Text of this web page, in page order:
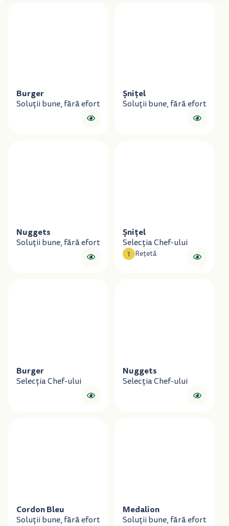
Burger
Soluții bune, fără efort
Șnițel
Soluții bune, fără efort
Nuggets
Soluții bune, fără efort
Șnițel
Selecția Chef-ului
1
Rețetă
Burger
Selecția Chef-ului
Nuggets
Selecția Chef-ului
Cordon Bleu
Soluții bune, fără efort
Medalion
Soluții bune, fără efort